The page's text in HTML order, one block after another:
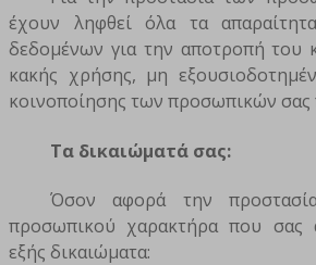
έχουν ληφθεί όλα τα
δεδομένων για την αποτροπή του
κακής χρήσης, μη
κοινοποίησης των προσωπικών
Τα δικαιώματά σας:
Όσον αφορά την
προσωπικού χαρακτήρα που σας
εξής δικαιώματα: